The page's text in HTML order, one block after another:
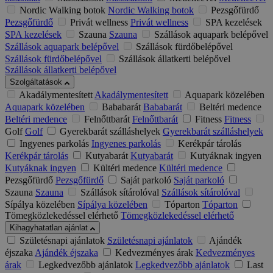
Nordic Walking botok Nordic Walking botok
Pezsgőfürdő
Pezsgőfürdő
Privát wellness Privát wellness
SPA kezelések
SPA kezelések
Szauna Szauna
Szállások aquapark belépővel
Szállások aquapark belépővel
Szállások fürdőbelépővel
Szállások fürdőbelépővel
Szállások állatkerti belépővel
Szállások állatkerti belépővel
Szolgáltatások
AkadálymentesítettAkadálymentesített
Aquapark közelében
Aquapark közelében
Bababarát Bababarát
Beltéri medence
Beltéri medence
Felnőttbarát Felnőttbarát Fitness Fitness
Golf Golf Gyerekbarát szálláshelyek Gyerekbarát szálláshelyek
Ingyenes parkolás Ingyenes parkolás
Kerékpár tárolás
Kerékpár tárolás
Kutyabarát Kutyabarát
Kutyáknak ingyen
Kutyáknak ingyen
Kültéri medence Kültéri medence
Pezsgőfürdő Pezsgőfürdő Saját parkoló Saját parkoló
Szauna Szauna Szállások sítárolóval Szállások sítárolóval
Sípálya közelében Sípálya közelében Tóparton Tóparton
Tömegközlekedéssel elérhető Tömegközlekedéssel elérhető
Kihagyhatatlan ajánlat
Születésnapi ajánlatok Születésnapi ajánlatok
Ajándék
éjszakaAjándék éjszaka Kedvezményes árak Kedvezményes
árak
Legkedvezőbb ajánlatok Legkedvezőbb ajánlatok
Last